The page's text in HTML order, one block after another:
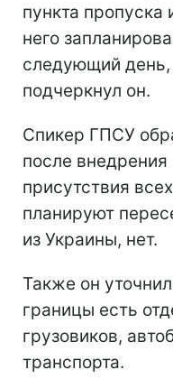
пункта пропуска
него
следующий день,
подчеркнул он.
Спикер ГПСУ
после внедрения
присутствия
планируют
из Украины, нет.
Также он
границы есть
грузовиков,
транспорта.